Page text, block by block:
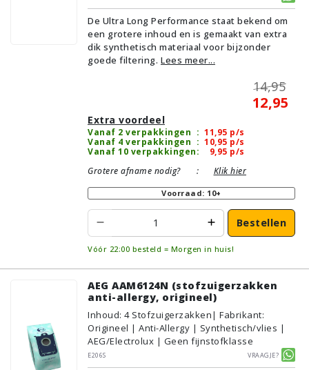
De Ultra Long Performance staat bekend om
een grotere inhoud en is gemaakt van extra
dik synthetisch materiaal voor bijzonder
goede filtering. Lees meer...
14,95
12,95
Extra voordeel
Vanaf 2 verpakkingen : 11,95 p/s
Vanaf 4 verpakkingen : 10,95 p/s
Vanaf 10 verpakkingen: 9,95 p/s
Grotere afname nodig?
: Klik hier
Voorraad: 10+
Bestellen
Vóór 22:00 besteld = Morgen in huis!
AEG AAM6124N (stofzuigerzakken
anti-allergy, origineel)
Inhoud: 4 Stofzuigerzakken| Fabrikant:
Origineel | Anti-Allergy | Synthetisch/vlies |
AEG/Electrolux | Geen fijnstofklasse
E206S
Vraagje?